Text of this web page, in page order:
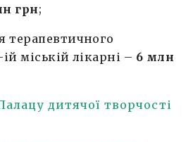
грн;
терапевтичного
міській лікарні – 6 млн
дитячої творчості